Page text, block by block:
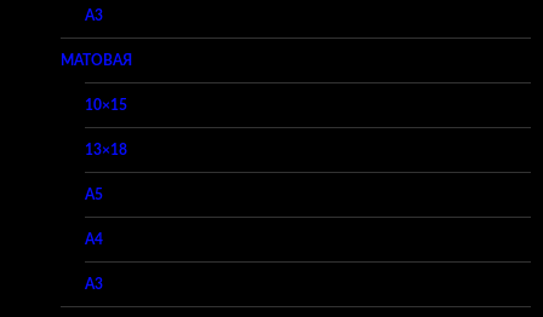
A3
МАТОВАЯ
10×15
13×18
A5
A4
A3